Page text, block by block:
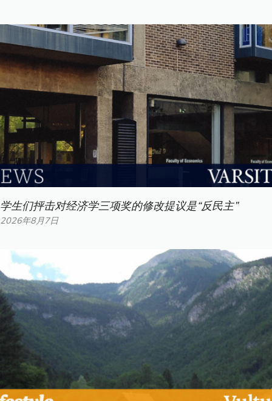
学生们抨击对经济学三项奖的修改提议是“反民主”
2026年8月7日